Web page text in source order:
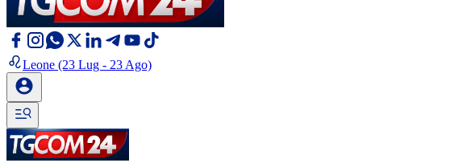
Leone (23 Lug - 23 Ago)